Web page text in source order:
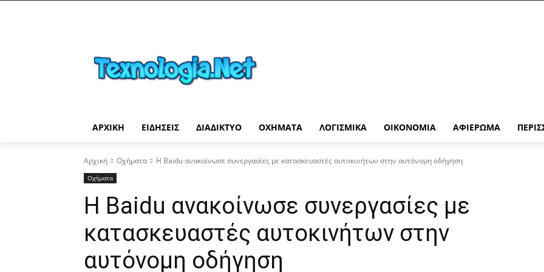
ΑΡΧΙΚΉ ΕΙΔΉΣΕΙΣ ΔΙΑΔΊΚΤΥΟ ΟΧΉΜΑΤΑ ΛΟΓΙΣΜΙΚΆ ΟΙΚΟΝΟΜΊΑ ΑΦΙΈΡΩΜΑ
Αρχική Οχήματα Η Baidu ανακοίνωσε συνεργασίες με κατασκευαστές αυτοκινήτων στην αυτόνομη οδήγηση
Οχήματα
Η Baidu ανακοίνωσε συνεργασίες με
κατασκευαστές αυτοκινήτων στην
αυτόνομη οδήγηση